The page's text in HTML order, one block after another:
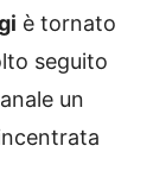
è tornato
seguito
un